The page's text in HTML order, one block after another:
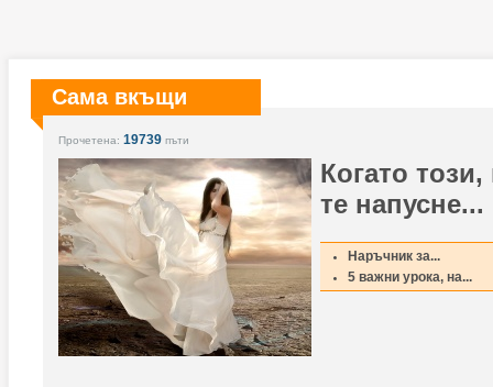
Сама вкъщи
Прочетена: 19739 пъти
Когато
те напусне...
Наръчник за...
5 важни урока, на...